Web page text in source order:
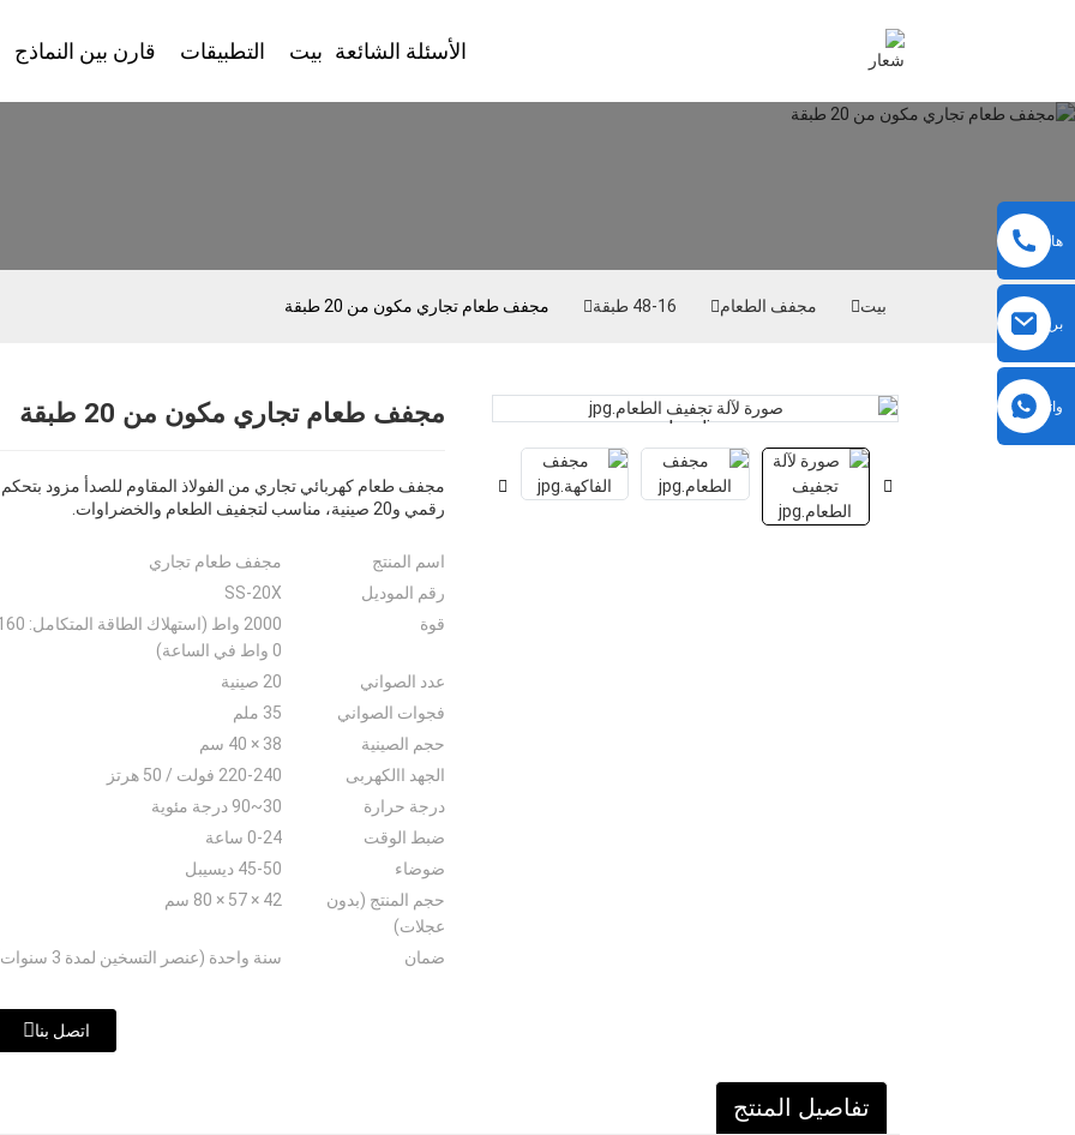
الأسئلة الشائعة بيت التطبيقات قارن بين النماذج
هاتف
بريد
إلكتروني
واتساب
بيت مجفف الطعام 16-48 طبقة مجفف طعام تجاري مكون من 20 طبقة
Loading...
Loading...
Loading...
Loading...
مجفف طعام تجاري مكون من 20 طبقة
مجفف طعام كهربائي تجاري من الفولاذ المقاوم للصدأ مزود بتحكم
رقمي و20 صينية، مناسب لتجفيف الطعام والخضراوات.
اسم المنتج
مجفف طعام تجاري
رقم الموديل
SS-20X
قوة
2000 واط (استهلاك الطاقة
0 واط في الساعة)
عدد الصواني
20 صينية
فجوات الصواني
35 ملم
حجم الصينية
38 × 40 سم
الجهد االكهربى
220-240 فولت / 50 هرتز
درجة حرارة
30~90 درجة مئوية
ضبط الوقت
0-24 ساعة
ضوضاء
45-50 ديسيبل
حجم المنتج (بدون
عجلات)
42 × 57 × 80 سم
ضمان سنة واحدة (عنصر التسخين لمدة 3 سنوات)
اتصل بنا
تفاصيل المنتج